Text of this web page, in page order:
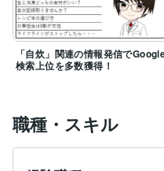
「自炊」関連の情報発信で
検索上位を多数獲得！
職種・スキル